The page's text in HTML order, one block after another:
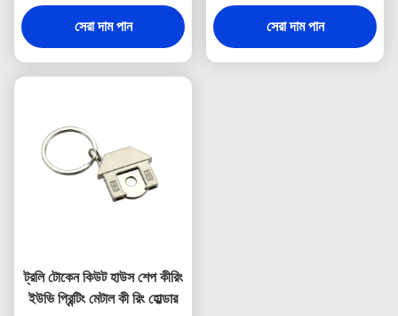
সেরা দাম পান
3 মিমি পুরুত্ব
সেরা দাম পান
ট্রলি টোকেন কিউট হাউস শেপ কীরিং
ইউভি প্রিন্টিং মেটাল কী রিং হোল্ডার